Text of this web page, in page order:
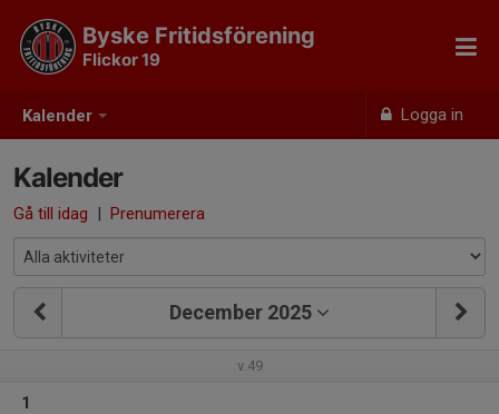
Kalender Logga in
Byske Fritidsförening
Flickor 19
Kalender
Gå till idag | Prenumerera
December 2025
v.49
1